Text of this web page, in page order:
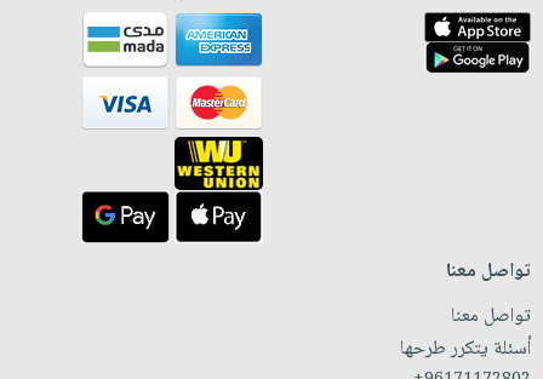
تواصل معنا
تواصل معنا
أسئلة يتكرر طرحها